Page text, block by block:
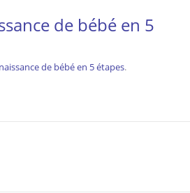
de bébé en 5
de bébé en 5 étapes.